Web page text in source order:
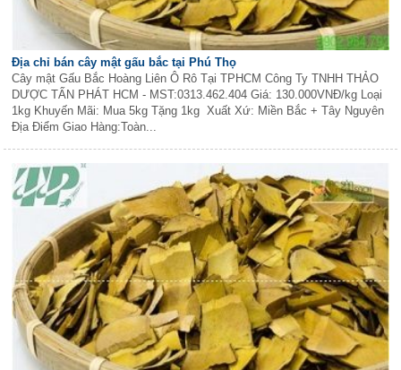
Địa chỉ bán cây mật gấu bắc tại Phú Thọ
Cây mật Gấu Bắc Hoàng Liên Ô Rô Tại TPHCM Công Ty TNHH THẢO
DƯỢC TẤN PHÁT HCM - MST:0313.462.404 Giá: 130.000VNĐ/kg Loại
1kg Khuyến Mãi: Mua 5kg Tặng 1kg Xuất Xứ: Miền Bắc + Tây Nguyên
Địa Điểm Giao Hàng:Toàn...